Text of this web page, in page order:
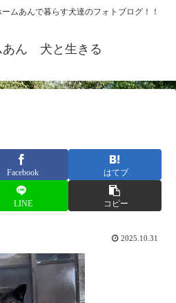
ムあんで暮らす犬達のフォトブログ！！
あん 犬と生きる
Facebook はてブ
LINE コピー
2025.10.31